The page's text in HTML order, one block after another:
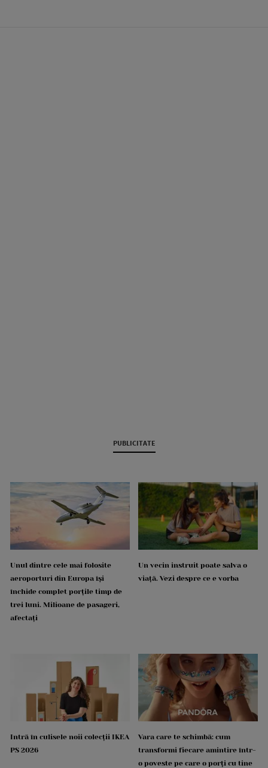
PUBLICITATE
Unul dintre cele mai folosite
aeroporturi din Europa își
închide complet porțile timp de
trei luni. Milioane de pasageri,
afectați
Un vecin instruit poate salva o
viață. Vezi despre ce e vorba
Intră în culisele noii colecții IKEA
PS 2026
Vara care te schimbă: cum
transformi fiecare amintire într-
o poveste pe care o porți cu tine